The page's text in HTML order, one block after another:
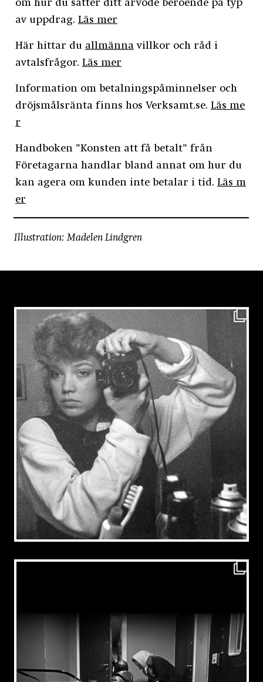
om hur du sätter ditt arvode beroende på typ
av uppdrag. Läs mer
Här hittar du allmänna villkor och råd i
avtalsfrågor. Läs mer
Information om betalningspåminnelser och
dröjsmålsränta finns hos Verksamt.se. Läs me
r
Handboken ”Konsten att få betalt” från
Företagarna handlar bland annat om hur du
kan agera om kunden inte betalar i tid. Läs m
er
Illustration: Madelen Lindgren